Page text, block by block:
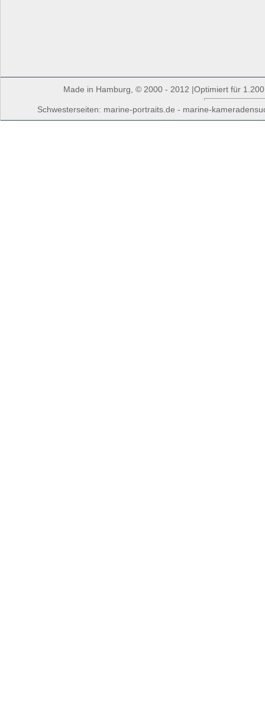
Made in Hamburg, © 2000 - 2012 |Optimiert für
Schwesterseiten: marine-portraits.de - marine-